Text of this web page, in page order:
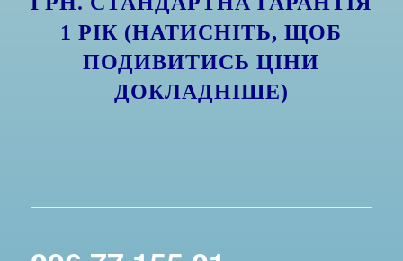
1 РІК (НАТИСНІТЬ, ЩОБ
ПОДИВИТИСЬ ЦІНИ
ДОКЛАДНІШЕ)